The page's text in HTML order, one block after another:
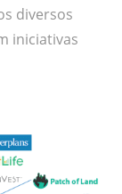
diversos
iniciativas